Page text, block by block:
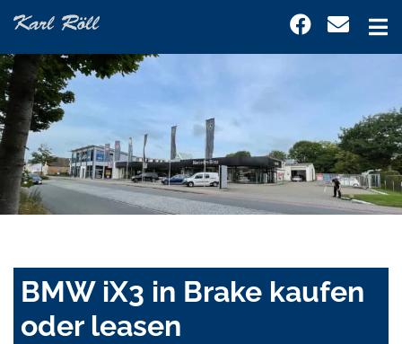
BMW iX3 in Brake kaufen
oder leasen